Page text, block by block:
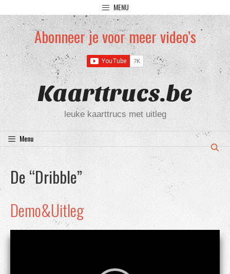
naar
de
inhoud
MENU
Abonneer je voor meer video’s
Kaarttrucs.be
leuke kaarttrucs met uitleg
Menu
De “Dribble”
Demo&Uitleg
Video